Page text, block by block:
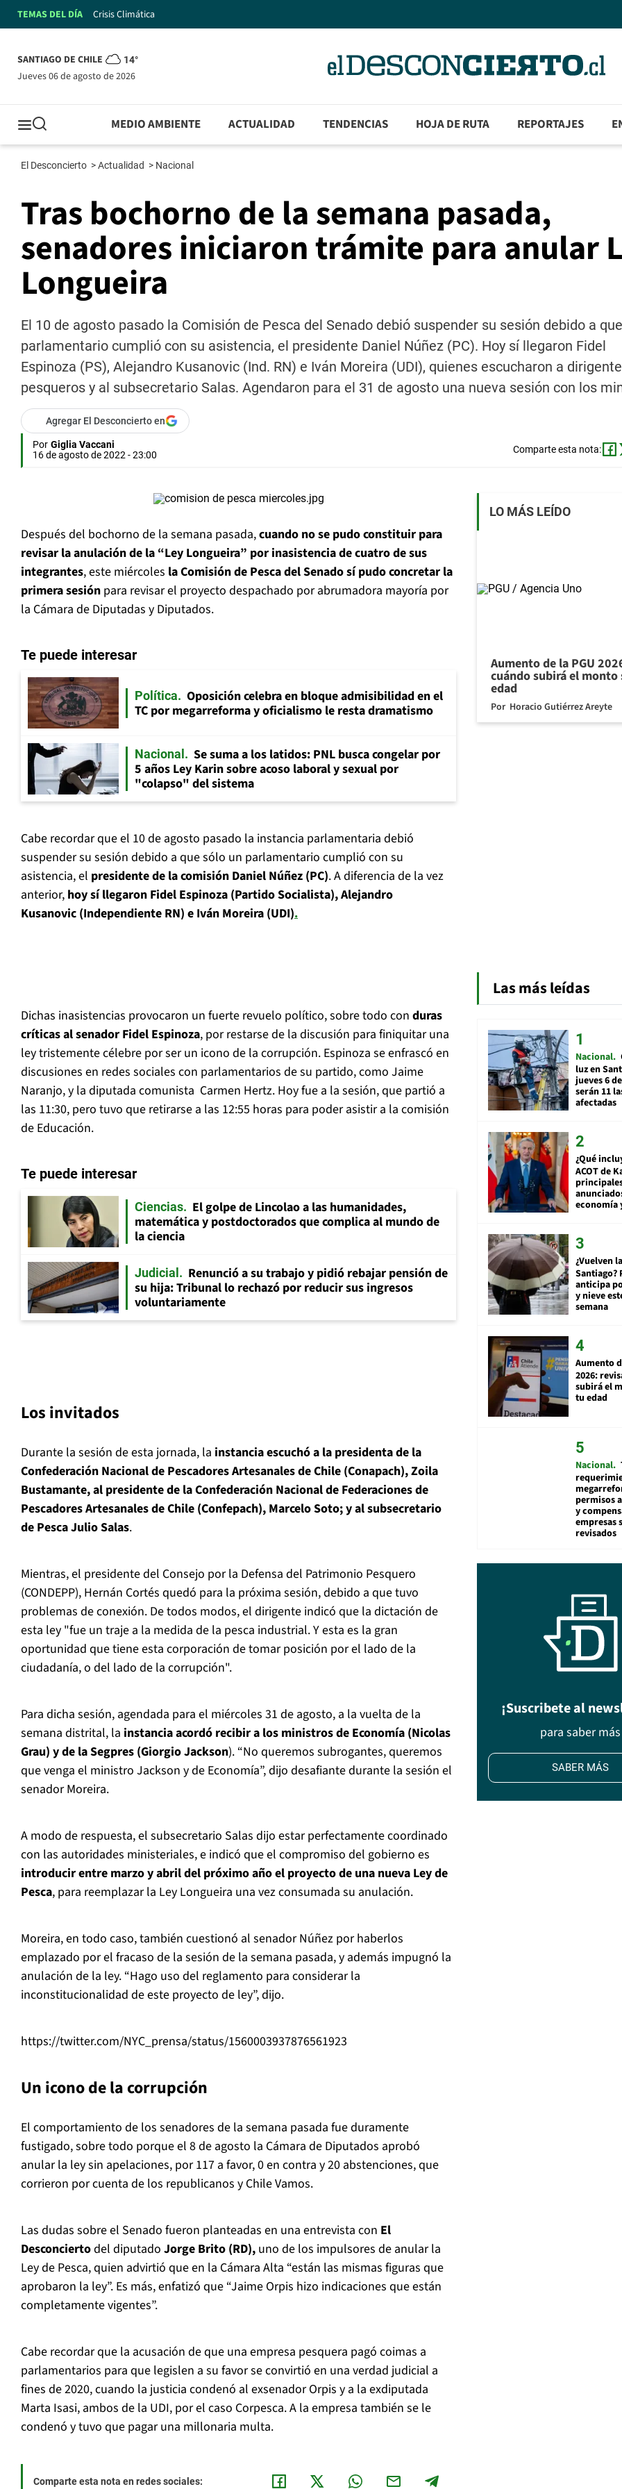
TEMAS DEL DÍA Crisis Climática
SANTIAGO DE CHILE 14°
jueves 06 de agosto de 2026
MEDIO AMBIENTE ACTUALIDAD TENDENCIAS HOJA DE RUTA REPORTAJES
El Desconcierto >Actualidad > Nacional
Tras bochorno de la semana pasada,
senadores iniciaron trámite para anular
Longueira
El 10 de agosto pasado la Comisión de Pesca del Senado debió suspender su sesión debido a
parlamentario cumplió con su asistencia, el presidente Daniel Núñez (PC). Hoy sí llegaron Fidel
Espinoza (PS), Alejandro Kusanovic (Ind. RN) e Iván Moreira (UDI), quienes escucharon a
pesqueros y al subsecretario Salas. Agendaron para el 31 de agosto una nueva sesión con los
Agregar El Desconcierto en
Por Giglia Vaccani
16 de agosto de 2022 - 23:00
Comparte esta nota:
Después del bochorno de la semana pasada,cuando no se pudo constituir para
revisar la anulación de la “Ley Longueira” por inasistencia de cuatro de sus
integrantes, este miércoles la Comisión de Pesca del Senado sí pudo concretar la
primera sesión para revisar el proyecto despachado por abrumadora mayoría por
la Cámara de Diputadas y Diputados.
Te puede interesar
Política
Oposición celebra en bloque admisibilidad en el
TC por megarreforma y oficialismo le resta dramatismo
Nacional
Se suma a los latidos: PNL busca congelar por
5 años Ley Karin sobre acoso laboral y sexual por
"colapso" del sistema
Cabe recordar que el 10 de agosto pasado la instancia parlamentaria debió
suspender su sesión debido a que sólo un parlamentario cumplió con su
asistencia, el presidente de la comisión Daniel Núñez (PC). A diferencia de la vez
anterior, hoy sí llegaron Fidel Espinoza (Partido Socialista), Alejandro
Kusanovic (Independiente RN) e Iván Moreira (UDI).
Dichas inasistencias provocaron un fuerte revuelo político, sobre todo con duras
críticas al senador Fidel Espinoza, por restarse de la discusión para finiquitar una
ley tristemente célebre por ser un icono de la corrupción. Espinoza se enfrascó en
discusiones en redes sociales con parlamentarios de su partido, como Jaime
Naranjo, y la diputada comunista Carmen Hertz. Hoy fue a la sesión, que partió a
las 11:30, pero tuvo que retirarse a las 12:55 horas para poder asistir a la comisión
de Educación.
Te puede interesar
Ciencias
El golpe de Lincolao a las humanidades,
matemática y postdoctorados que complica al mundo de
la ciencia
Judicial
Renunció a su trabajo y pidió rebajar pensión de
su hija: Tribunal lo rechazó por reducir sus ingresos
voluntariamente
Los invitados
Durante la sesión de esta jornada, la instancia escuchó a la presidenta de la
Confederación Nacional de Pescadores Artesanales de Chile (Conapach), Zoila
Bustamante, al presidente de la Confederación Nacional de Federaciones de
Pescadores Artesanales de Chile (Confepach), Marcelo Soto; y al subsecretario
de Pesca Julio Salas.
Mientras, el presidente del Consejo por la Defensa del Patrimonio Pesquero
(CONDEPP), Hernán Cortés quedó para la próxima sesión, debido a que tuvo
problemas de conexión. De todos modos, el dirigente indicó que la dictación de
esta ley "fue un traje a la medida de la pesca industrial. Y esta es la gran
oportunidad que tiene esta corporación de tomar posición por el lado de la
ciudadanía, o del lado de la corrupción".
Para dicha sesión, agendada para el miércoles 31 de agosto, a la vuelta de la
semana distrital, la instancia acordó recibir a los ministros de Economía (Nicolas
Grau) y de la Segpres (Giorgio Jackson). “No queremos subrogantes, queremos
que venga el ministro Jackson y de Economía”, dijo desafiante durante la sesión el
senador Moreira.
A modo de respuesta, el subsecretario Salas dijo estar perfectamente coordinado
con las autoridades ministeriales, e indicó que el compromiso del gobierno es
introducir entre marzo y abril del próximo año el proyecto de una nueva Ley de
Pesca, para reemplazar la Ley Longueira una vez consumada su anulación.
Moreira, en todo caso, también cuestionó al senador Núñez por haberlos
emplazado por el fracaso de la sesión de la semana pasada, y además impugnó la
anulación de la ley. “Hago uso del reglamento para considerar la
inconstitucionalidad de este proyecto de ley”, dijo.
https://twitter.com/NYC_prensa/status/1560003937876561923
Un icono de la corrupción
El comportamiento de los senadores de la semana pasada fue duramente
fustigado, sobre todo porque el 8 de agosto la Cámara de Diputados aprobó
anular la ley sin apelaciones, por 117 a favor, 0 en contra y 20 abstenciones, que
corrieron por cuenta de los republicanos y Chile Vamos.
Las dudas sobre el Senado fueron planteadas en una entrevista con El
Desconciertodel diputado Jorge Brito (RD), uno de los impulsores de anular la
Ley de Pesca, quien advirtió que en la Cámara Alta “están las mismas figuras que
aprobaron la ley”. Es más, enfatizó que “Jaime Orpis hizo indicaciones que están
completamente vigentes”.
Cabe recordar que la acusación de que una empresa pesquera pagó coimas a
parlamentarios para que legislen a su favor se convirtió en una verdad judicial a
fines de 2020, cuando la justicia condenó al exsenador Orpis y a la exdiputada
Marta Isasi, ambos de la UDI, por el caso Corpesca. A la empresa también se le
condenó y tuvo que pagar una millonaria multa.
Comparte esta nota en redes sociales:
LO MÁS LEÍDO
Aumento de la PGU
cuándo subirá el monto
edad
Por Horacio Gutiérrez Areyte
Las más leídas
Nacional
luz en
jueves 6
serán 11
afectadas
¿Qué
ACOT de
economía
¿Vuelven
Santiago?
anticipa
y nieve
semana
Aumento
2026:
subirá el
tu edad
Nacional
permisos
y
empresas
revisados
¡Suscribete al
para saber más
SABER MÁS